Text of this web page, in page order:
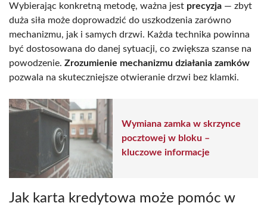
Wybierając konkretną metodę, ważna jest precyzja — zbyt
duża siła może doprowadzić do uszkodzenia zarówno
mechanizmu, jak i samych drzwi. Każda technika powinna
być dostosowana do danej sytuacji, co zwiększa szanse na
powodzenie. Zrozumienie mechanizmu działania zamków
pozwala na skuteczniejsze otwieranie drzwi bez klamki.
Wymiana zamka w skrzynce
pocztowej w bloku –
kluczowe informacje
Jak karta kredytowa może pomóc w